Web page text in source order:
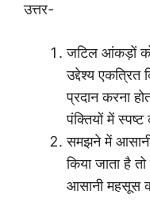
उत्तर-
जटिल आंकड़ों
उद्देश्य
प्रदान करना
पंक्तियों में
समझने में
किया जाता है
आसानी महसूस